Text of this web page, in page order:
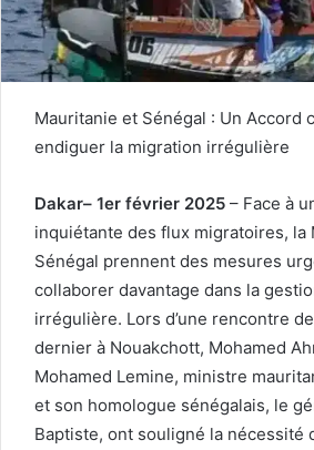
Mauritanie et Sénégal : Un Accord
endiguer la migration irrégulière
Dakar– 1er février 2025 – Face à
inquiétante des flux migratoires, la
Sénégal prennent des mesures
collaborer davantage dans la
irrégulière. Lors d’une rencontre
dernier à Nouakchott, Mohamed
Mohamed Lemine, ministre
et son homologue sénégalais, le
Baptiste, ont souligné la nécessité